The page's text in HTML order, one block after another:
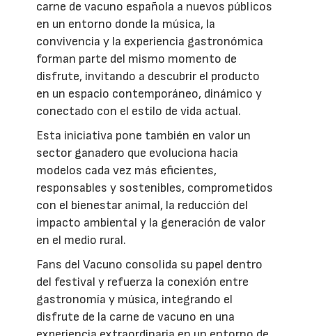
carne de vacuno española a nuevos públicos
en un entorno donde la música, la
convivencia y la experiencia gastronómica
forman parte del mismo momento de
disfrute, invitando a descubrir el producto
en un espacio contemporáneo, dinámico y
conectado con el estilo de vida actual.
Esta iniciativa pone también en valor un
sector ganadero que evoluciona hacia
modelos cada vez más eficientes,
responsables y sostenibles, comprometidos
con el bienestar animal, la reducción del
impacto ambiental y la generación de valor
en el medio rural.
Fans del Vacuno consolida su papel dentro
del festival y refuerza la conexión entre
gastronomía y música, integrando el
disfrute de la carne de vacuno en una